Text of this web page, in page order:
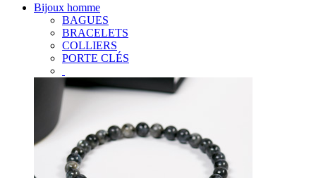
Bijoux homme
BAGUES
BRACELETS
COLLIERS
PORTE CLÉS